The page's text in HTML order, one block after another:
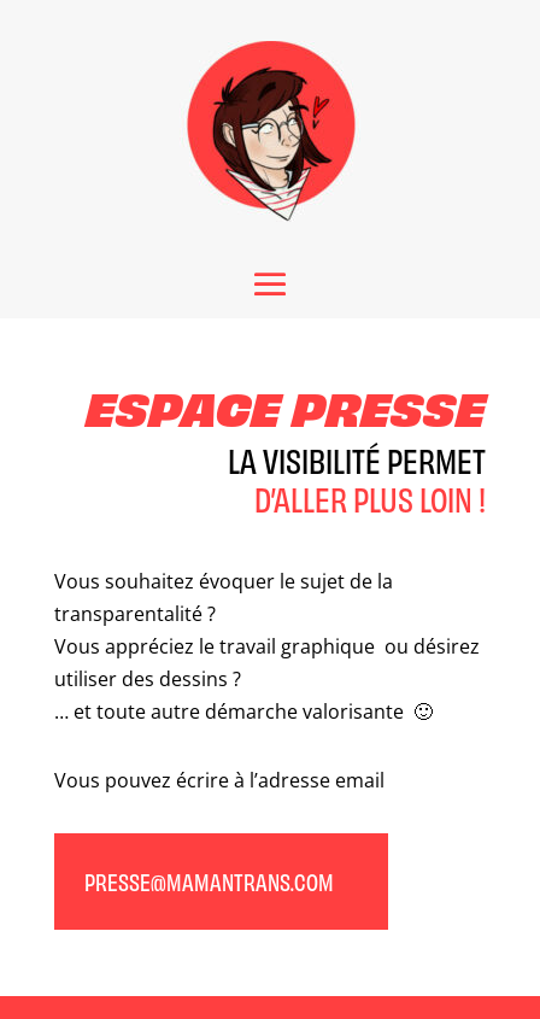
ESPACE PRESSE
LA VISIBILITÉ PERMET
D’ALLER PLUS LOIN !
Vous souhaitez évoquer le sujet de la
transparentalité ?
Vous appréciez le travail graphique ou désirez
utiliser des dessins ?
… et toute autre démarche valorisante 🙂
Vous pouvez écrire à l’adresse email
PRESSE@MAMANTRANS.COM